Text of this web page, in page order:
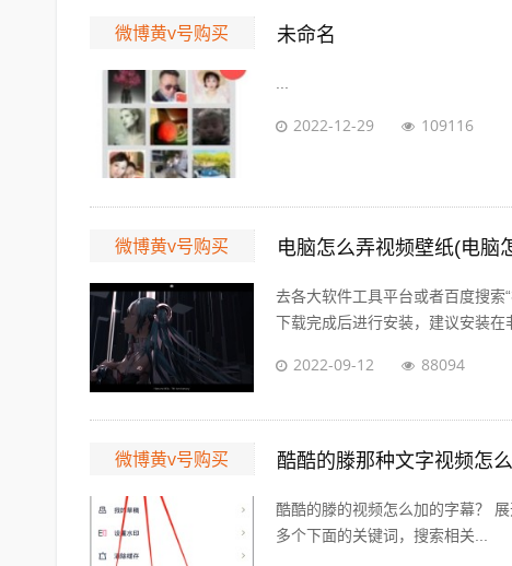
微博黄v号购买 未命名
2022-12-29 109116
微博黄v号购买 电脑怎么弄视频壁纸(电脑
去各大软件工具平台或者百度搜索
下载完成后进行安装，建议安装在
2022-09-12 88094
微博黄v号购买 酷酷的滕那种文字视频怎
酷酷的滕的视频怎么加的字幕？
多个下面的关键词，搜索相关...